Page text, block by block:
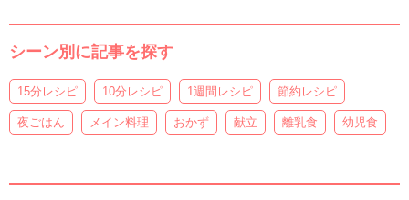
シーン別に記事を探す
15分レシピ 10分レシピ 1週間レシピ 節約レシピ
夜ごはん メイン料理 おかず 献立 離乳食 幼児食